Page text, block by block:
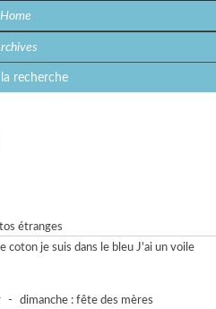
Home
recherche
étranges
coton je suis dans le bleu J'ai un voile
-
dimanche : fête des mères